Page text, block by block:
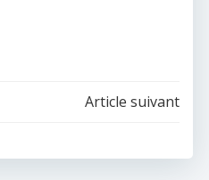
Navigation
de
Article suivant